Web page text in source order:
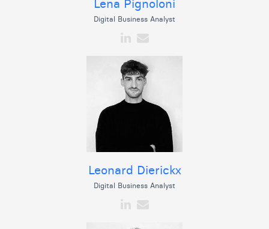
Lena Pignoloni
Digital Business Analyst
Leonard Dierickx
Digital Business Analyst